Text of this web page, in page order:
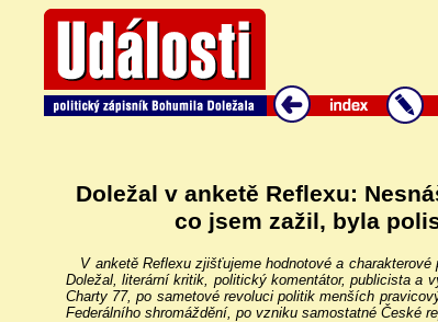
Doležal v anketě Reflexu:
co jsem zažil, byla
V anketě Reflexu zjišťujeme hodnotové a
Doležal, literární kritik, politický komentátor, publicista a
Charty 77, po sametové revoluci politik menších
Federálního shromáždění, po vzniku samostatné České